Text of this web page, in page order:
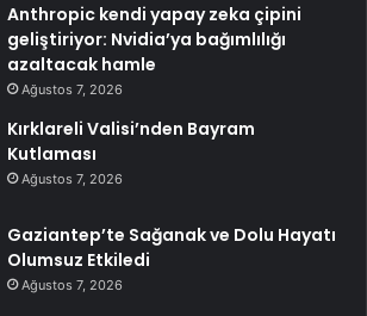
Anthropic kendi yapay zeka çipini
geliştiriyor: Nvidia’ya bağımlılığı
azaltacak hamle
Ağustos 7, 2026
Kırklareli Valisi’nden Bayram
Kutlaması
Ağustos 7, 2026
Gaziantep’te Sağanak ve Dolu Hayatı
Olumsuz Etkiledi
Ağustos 7, 2026